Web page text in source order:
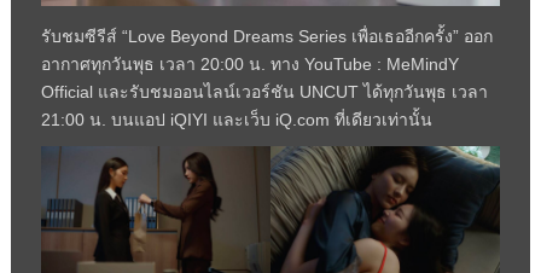
รับชมซีรีส์ “Love Beyond Dreams Series เพื่อเธออีกครั้ง” ออก
อากาศทุกวันพุธ เวลา 20:00 น. ทาง YouTube : MeMindY
Official และรับชมออนไลน์เวอร์ชัน UNCUT ได้ทุกวันพุธ เวลา
21:00 น. บนแอป iQIYI และเว็บ iQ.com ที่เดียวเท่านั้น